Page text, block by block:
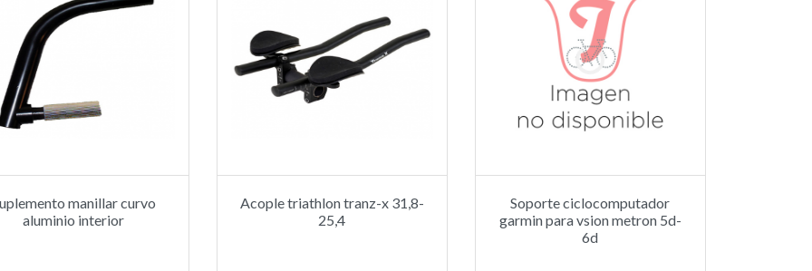
manillar curvo
aluminio interior
Acople triathlon tranz-x 31,8-
25,4
Soporte ciclocomputador
garmin para vsion metron 5d-
6d